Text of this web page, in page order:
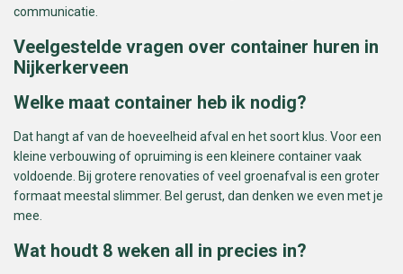
communicatie.
Veelgestelde vragen over container huren in
Nijkerkerveen
Welke maat container heb ik nodig?
Dat hangt af van de hoeveelheid afval en het soort klus. Voor een
kleine verbouwing of opruiming is een kleinere container vaak
voldoende. Bij grotere renovaties of veel groenafval is een groter
formaat meestal slimmer. Bel gerust, dan denken we even met je
mee.
Wat houdt 8 weken all in precies in?